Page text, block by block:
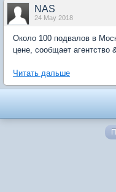
NAS
24 May 2018
Около 100 подвалов в
цене, сообщает агентство
Читать дальше